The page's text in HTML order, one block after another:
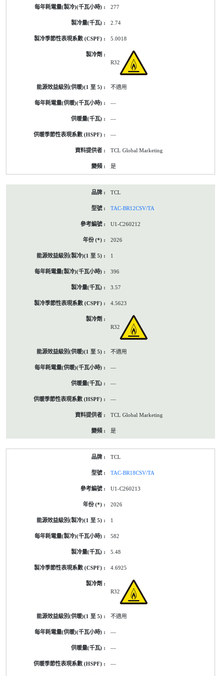
277
2.74
5.0018
R32
不適用
—
—
—
TCL Global Marketing
是
TCL
TAC-BR12CSV/TA
U1-C260212
2026
1
396
3.57
4.5623
R32
不適用
—
—
—
TCL Global Marketing
是
TCL
TAC-BR18CSV/TA
U1-C260213
2026
1
582
5.48
4.6925
R32
不適用
—
—
—